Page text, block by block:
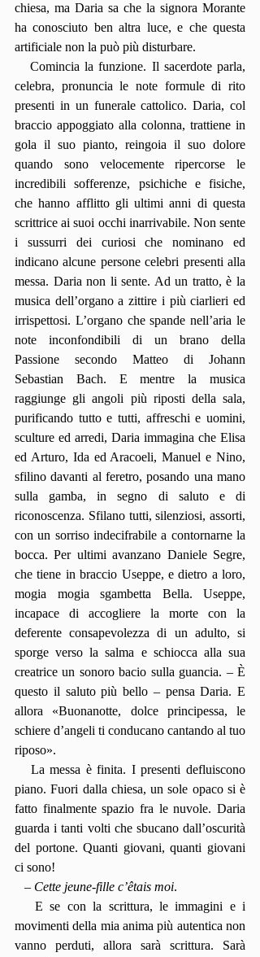
chiesa, ma Daria sa che la signora Morante
ha conosciuto ben altra luce, e che questa
artificiale non la può più disturbare.
Comincia la funzione. Il sacerdote parla,
celebra, pronuncia le note formule di rito
presenti in un funerale cattolico. Daria, col
braccio appoggiato alla colonna, trattiene in
gola il suo pianto, reingoia il suo dolore
quando sono velocemente ripercorse le
incredibili sofferenze, psichiche e fisiche,
che hanno afflitto gli ultimi anni di questa
scrittrice ai suoi occhi inarrivabile. Non sente
i sussurri dei curiosi che nominano ed
indicano alcune persone celebri presenti alla
messa. Daria non li sente. Ad un tratto, è la
musica dell’organo a zittire i più ciarlieri ed
irrispettosi. L’organo che spande nell’aria le
note inconfondibili di un brano della
Passione secondo Matteo di Johann
Sebastian Bach. E mentre la musica
raggiunge gli angoli più riposti della sala,
purificando tutto e tutti, affreschi e uomini,
sculture ed arredi, Daria immagina che Elisa
ed Arturo, Ida ed Aracoeli, Manuel e Nino,
sfilino davanti al feretro, posando una mano
sulla gamba, in segno di saluto e di
riconoscenza. Sfilano tutti, silenziosi, assorti,
con un sorriso indecifrabile a contornarne la
bocca. Per ultimi avanzano Daniele Segre,
che tiene in braccio Useppe, e dietro a loro,
mogia mogia sgambetta Bella. Useppe,
incapace di accogliere la morte con la
deferente consapevolezza di un adulto, si
sporge verso la salma e schiocca alla sua
creatrice un sonoro bacio sulla guancia. – È
questo il saluto più bello – pensa Daria. E
allora «Buonanotte, dolce principessa, le
schiere d’angeli ti conducano cantando al tuo
riposo».
La messa è finita. I presenti defluiscono
piano. Fuori dalla chiesa, un sole opaco si è
fatto finalmente spazio fra le nuvole. Daria
guarda i tanti volti che sbucano dall’oscurità
del portone. Quanti giovani, quanti giovani
ci sono!
– Cette jeune-fille c’êtais moi.
E se con la scrittura, le immagini e i
movimenti della mia anima più autentica non
vanno perduti, allora sarà scrittura. Sarà